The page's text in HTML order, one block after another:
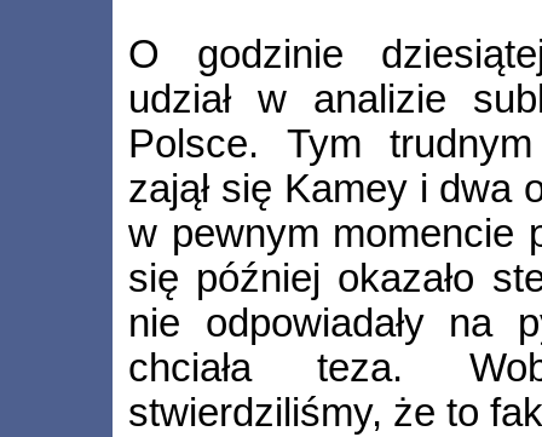
O godzinie
udział w analizie
Polsce. Tym
zajął się Kamey i dwa
w pewnym momencie
się później okazało
nie odpowiadały na
chciała teza.
stwierdziliśmy, że to